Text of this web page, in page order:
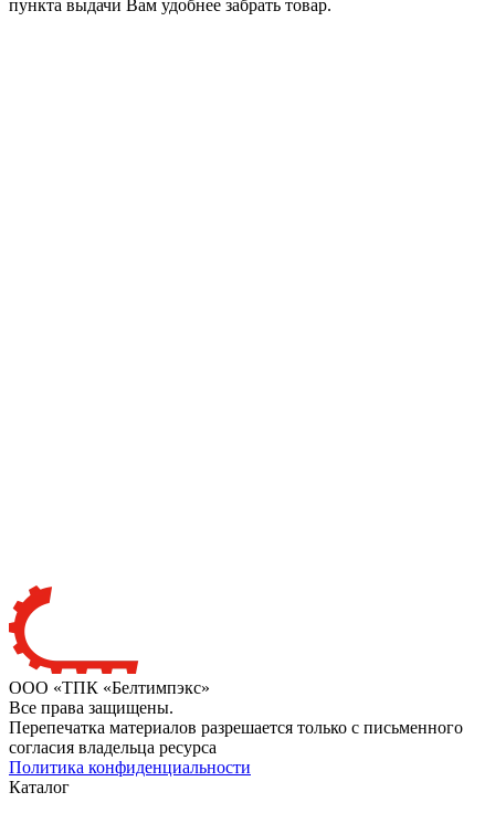
пункта выдачи Вам удобнее забрать товар.
ООО «ТПК «Белтимпэкс»
Все права защищены.
Перепечатка материалов разрешается только с письменного
согласия владельца ресурса
Политика конфиденциальности
Каталог